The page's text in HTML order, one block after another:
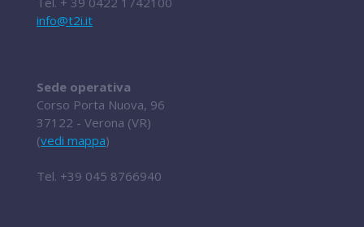
info@t2i.it
Sede operativa
Corso Porta Nuova, 96
37122 - Verona (VR)
(vedi mappa)
Tel. +39 045 8766940